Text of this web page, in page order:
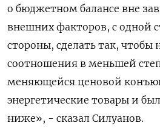
о бюджетном балансе вне
внешних факторов, с одной
стороны, сделать так, чтобы
соотношения в меньшей
меняющейся ценовой
энергетические ​товары и
ниже», - сказал Силуанов.